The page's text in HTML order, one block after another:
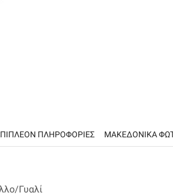
ΠΛΗΡΟΦΟΡΊΕΣ ΜΑΚΕΔΟΝΙΚΑ
Γυαλί